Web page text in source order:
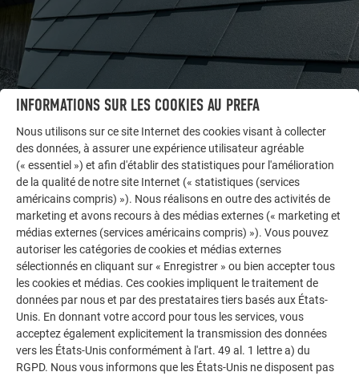
LAISSEZ-VOUS INSPIRER
AUTRES BÂTIMENTS
La galerie de références PREFA démontre la
polyvalence de l’aluminium. Découvrez d’autres projets
impressionnants avec les solutions en aluminium
durables de PREFA pour toitures, systèmes solaires et
façades.
VOIR DAVANTAGE DE RÉFÉRENCES
INFORMATIONS SUR LES COOKIES AU PREFA
Nous utilisons sur ce site Internet des cookies visant à collecter
des données, à assurer une expérience utilisateur agréable
(« essentiel ») et afin d'établir des statistiques pour l'amélioration
de la qualité de notre site Internet (« statistiques (services
américains compris) »). Nous réalisons en outre des activités de
marketing et avons recours à des médias externes (« marketing et
médias externes (services américains compris) »). Vous pouvez
autoriser les catégories de cookies et médias externes
sélectionnés en cliquant sur « Enregistrer » ou bien accepter tous
les cookies et médias. Ces cookies impliquent le traitement de
données par nous et par des prestataires tiers basés aux États-
Unis. En donnant votre accord pour tous les services, vous
acceptez également explicitement la transmission des données
vers les États-Unis conformément à l'art. 49 al. 1 lettre a) du
RGPD. Nous vous informons que les États-Unis ne disposent pas